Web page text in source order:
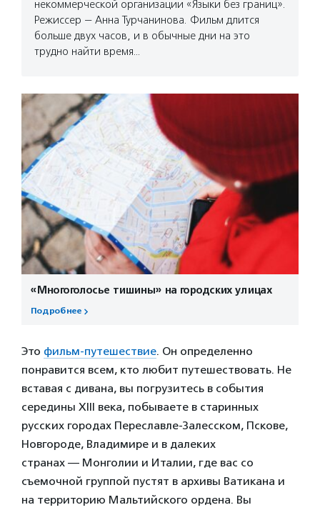
некоммерческой организации «Языки без границ».
Режиссер — Анна Турчанинова. Фильм длится
больше двух часов, и в обычные дни на это
трудно найти время…
«Многоголосье тишины» на городских улицах
Подробнее
Это фильм-путешествие. Он определенно
понравится всем, кто любит путешествовать. Не
вставая с дивана, вы погрузитесь в события
середины XIII века, побываете в старинных
русских городах Переславле-Залесском, Пскове,
Новгороде, Владимире и в далеких
странах — Монголии и Италии, где вас со
съемочной группой пустят в архивы Ватикана и
на территорию Мальтийского ордена. Вы